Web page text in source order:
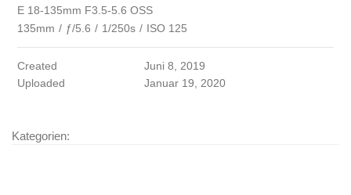
E 18-135mm F3.5-5.6 OSS
135mm / ƒ/5.6 / 1/250s / ISO 125
Created
Juni 8, 2019
Uploaded
Januar 19, 2020
Kategorien: